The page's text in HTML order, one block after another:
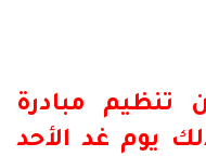
مبادرة
يوم غد الأحد